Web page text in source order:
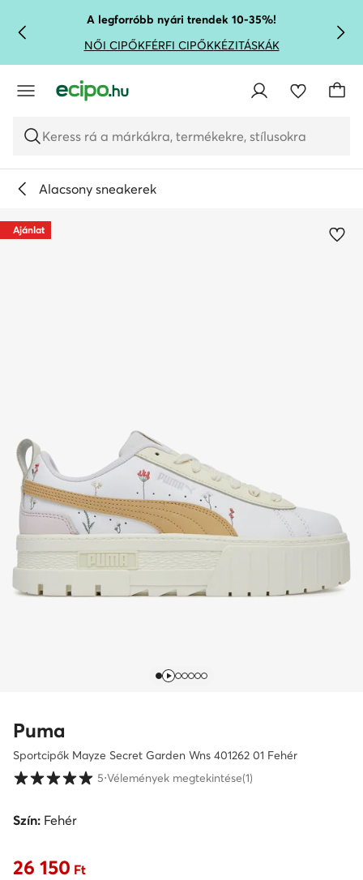
UGRÁS A FŐ TARTALOMRA
UGRÁS A KERESÉSHEZA legforróbb nyári trendek 10-35%!
NŐI CIPŐKFÉRFI CIPŐKKÉZITÁSKÁK
Keress rá a márkákra, termékekre, stílusokra
Alacsony sneakerek
Ajánlat
Puma
Sportcipők Mayze Secret Garden Wns 401262 01 Fehér
Vásárlói értékelések 1-5 skálán
5⋅Vélemények megtekintése(1)
Szín: Fehér
Aktuális ár 26 150 Ft
26 150 Ft